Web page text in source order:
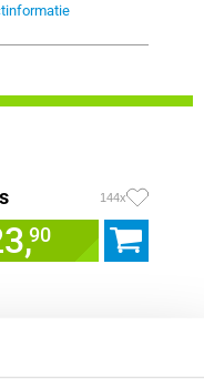
144x
90
(maandag)